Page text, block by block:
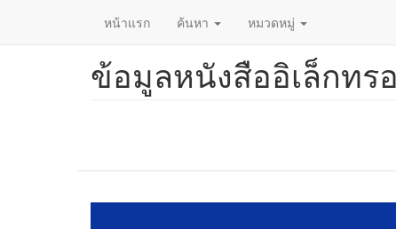
หน้าแรก ค้นหา หมวดหมู่
ข้อมูลหนังสืออิเล็กทร